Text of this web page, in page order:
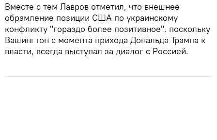
Вместе с тем Лавров отметил, что внешнее
обрамление позиции США по украинскому
конфликту "гораздо более позитивное", поскольку
Вашингтон с момента прихода Дональда Трампа к
власти, всегда выступал за диалог с Россией.